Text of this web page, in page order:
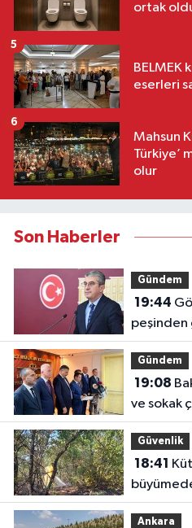
ortak
BELMEK
eserleri
5
Mahsun
Türkiye’
olur
6
Son Haberler
Gündem
19:44
peşinden
Gündem
19:08
ve sokak
Güvenlik
18:41
Ankara